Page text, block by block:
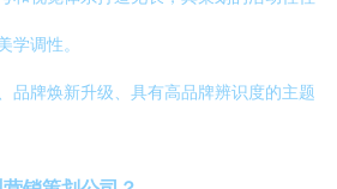
学调性。
品牌焕新升级、具有高品牌辨识度的主题